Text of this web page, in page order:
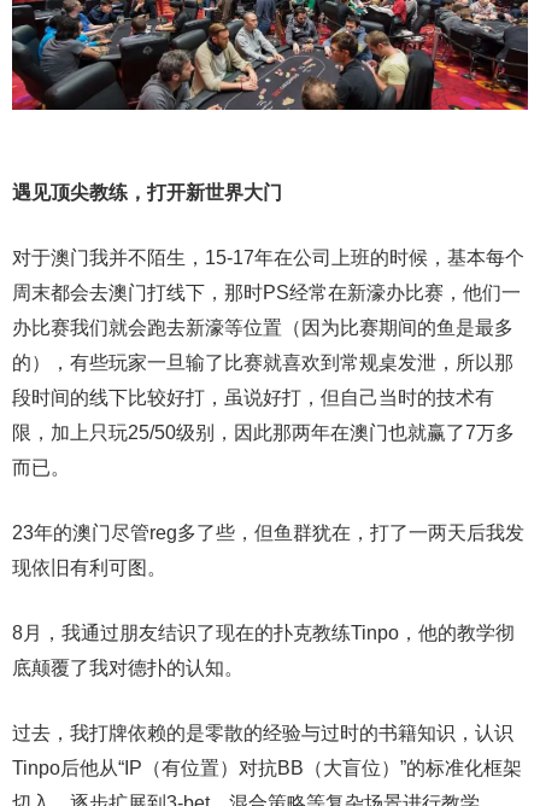
遇见顶尖教练，打开新世界大门
对于澳门我并不陌生，15-17年在公司上班的时候，基本每个
周末都会去澳门打线下，那时PS经常在新濠办比赛，他们一
办比赛我们就会跑去新濠等位置（因为比赛期间的鱼是最多
的），有些玩家一旦输了比赛就喜欢到常规桌发泄，所以那
段时间的线下比较好打，虽说好打，但自己当时的技术有
限，加上只玩25/50级别，因此那两年在澳门也就赢了7万多
而已。
23年的澳门尽管reg多了些，但鱼群犹在，打了一两天后我发
现依旧有利可图。
8月，我通过朋友结识了现在的扑克教练Tinpo，他的教学彻
底颠覆了我对德扑的认知。
过去，我打牌依赖的是零散的经验与过时的书籍知识，认识
Tinpo后他从“IP（有位置）对抗BB（大盲位）”的标准化框架